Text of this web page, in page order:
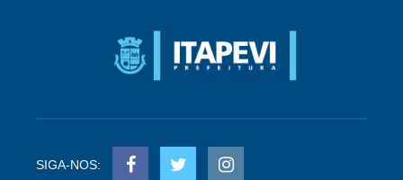
SIGA-NOS: